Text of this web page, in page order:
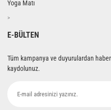
Yoga Matı
>
E-BÜLTEN
Tüm kampanya ve duyurulardan
kaydolunuz.